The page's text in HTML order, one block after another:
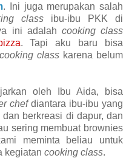
. Ini juga merupakan salah
class ibu-ibu PKK di
ini adalah cooking class
. Tapi aku baru bisa
cooking class karena belum
oleh Ibu Aida, bisa
chefdiantara ibu-ibu yang
berkreasi di dapur, dan
sering membuat brownies
meminta beliau untuk
kegiatan cooking class.